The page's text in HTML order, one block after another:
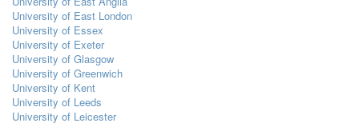
University of East London
University of Essex
University of Exeter
University of Glasgow
University of Greenwich
University of Kent
University of Leeds
University of Leicester